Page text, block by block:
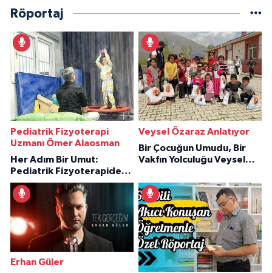
Röportaj
Pediatrik Fizyoterapi
Uzmanı Ömer Alaosman
Her Adım Bir Umut:
Pediatrik Fizyoterapiden
İlham Veren Hikâyeler
Veysel Özaraz Anlatıyor
Bir Çocuğun Umudu, Bir
Vakfın Yolculuğu Veysel
Erhan Güler